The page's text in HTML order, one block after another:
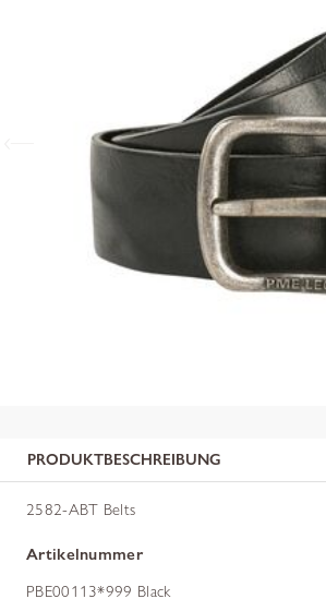
PRODUKTBESCHREIBUNG
2582-ABT Belts
Artikelnummer
PBE00113*999 Black